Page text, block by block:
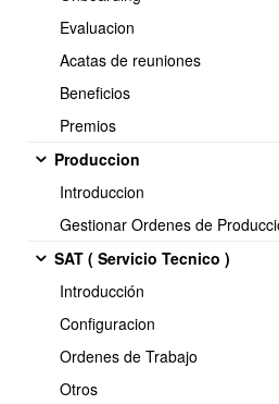
Evaluacion
Acatas de reuniones
Beneficios
Premios
Produccion
Introduccion
Gestionar Ordenes de
SAT ( Servicio Tecnico )
Introducción
Configuracion
Ordenes de Trabajo
Otros
Seleccionada la opcionLiberar DTE,
liberar el DTE,y luego seleccionar